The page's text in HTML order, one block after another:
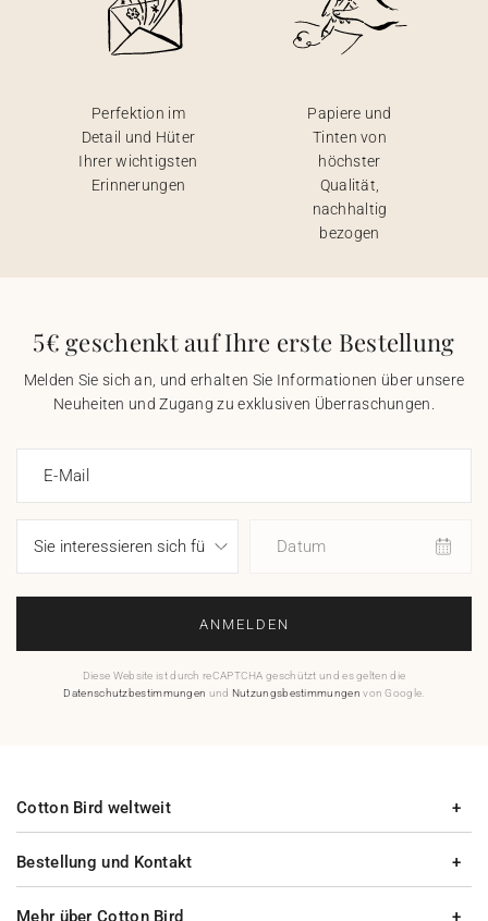
Perfektion im
Detail und Hüter
Ihrer wichtigsten
Erinnerungen
Papiere und
Tinten von
höchster
Qualität,
nachhaltig
bezogen
5€ geschenkt auf Ihre erste Bestellung
Melden Sie sich an, und erhalten Sie Informationen über unsere
Neuheiten und Zugang zu exklusiven Überraschungen.
E-Mail
Datum
ANMELDEN
Diese Website ist durch reCAPTCHA geschützt und es gelten die
Datenschutzbestimmungen und Nutzungsbestimmungen von Google.
Bestellung und Kontakt
Mehr über Cotton Bird
Cotton Bird weltweit